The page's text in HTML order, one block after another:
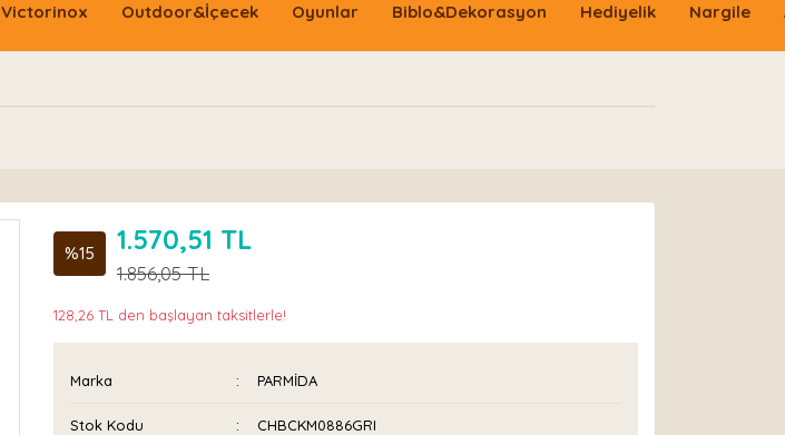
Victorinox Outdoor&İçecek Oyunlar Biblo&Dekorasyon Hediyelik Nargile
%15 1.570,51 TL
1.856,05 TL
128,26 TL den başlayan taksitlerle!
Marka PARMİDA
Stok Kodu CHBCKM0886GRI